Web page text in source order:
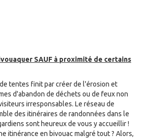
SAUF à proximité de certains
tentes finit par créer de l'érosion et
d'abandon de déchets ou de feux non
irresponsables. Le réseau de
des itinéraires de randonnées dans le
sont heureux de vous y accueillir !
itinérance en bivouac malgré tout ? Alors,